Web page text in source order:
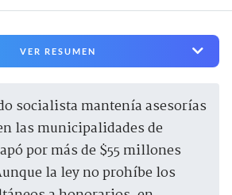
VER RESUMEN
las municipalidades de
por más de $55 millones
la ley no prohíbe los